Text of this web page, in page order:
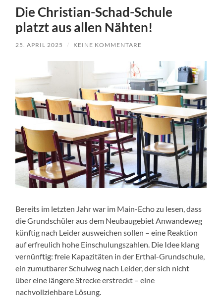
Die Christian-Schad-Schule
platzt aus allen Nähten!
25. APRIL 2025 / KEINE KOMMENTARE
Bereits im letzten Jahr war im Main-Echo zu lesen, dass
die Grundschüler aus dem Neubaugebiet Anwandeweg
künftig nach Leider ausweichen sollen – eine Reaktion
auf erfreulich hohe Einschulungszahlen. Die Idee klang
vernünftig: freie Kapazitäten in der Erthal-Grundschule,
ein zumutbarer Schulweg nach Leider, der sich nicht
über eine längere Strecke erstreckt – eine
nachvollziehbare Lösung.